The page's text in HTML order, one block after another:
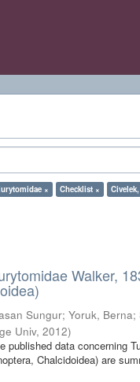
× Checklist ×
Walker,
Sungur;Yoruk, Berna;
Univ,2012)
published data concerning
Chalcidoidea) are